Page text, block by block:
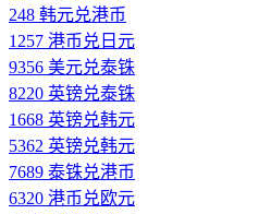
248 韩元兑港币
1257 港币兑日元
9356 美元兑泰铢
8220 英镑兑泰铢
1668 英镑兑韩元
5362 英镑兑韩元
7689 泰铢兑港币
6320 港币兑欧元